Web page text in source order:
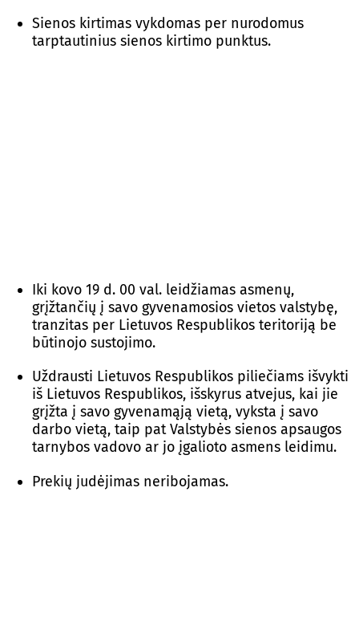
Sienos kirtimas vykdomas per nurodomus
tarptautinius sienos kirtimo punktus.
Iki kovo 19 d. 00 val. leidžiamas asmenų,
grįžtančių į savo gyvenamosios vietos valstybę,
tranzitas per Lietuvos Respublikos teritoriją be
būtinojo sustojimo.
Uždrausti Lietuvos Respublikos piliečiams išvykti
iš Lietuvos Respublikos, išskyrus atvejus, kai jie
grįžta į savo gyvenamąją vietą, vyksta į savo
darbo vietą, taip pat Valstybės sienos apsaugos
tarnybos vadovo ar jo įgalioto asmens leidimu.
Prekių judėjimas neribojamas.